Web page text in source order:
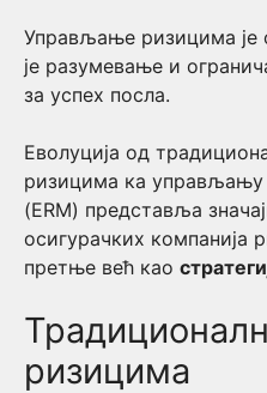
Управљање ризицима је
је разумевање и
за успех посла.
Еволуција од
ризицима ка
(ERM) представља
осигурачких
претње већ као
ризицима